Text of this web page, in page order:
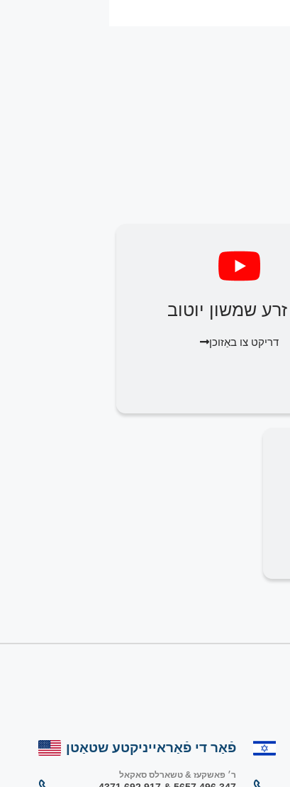
שמשון יוטוב
דריקט צו באַזוכן
פֿאַר די פֿאַראייניקטע שטאַטן
ר׳ פאשקעז & טשארלס סאקאל